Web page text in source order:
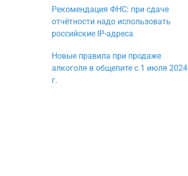
Рекомендация ФНС: при сдаче
отчётности надо использовать
российские IP-адреса
Новые правила при продаже
алкоголя в общепите с 1 июля 2024
г.